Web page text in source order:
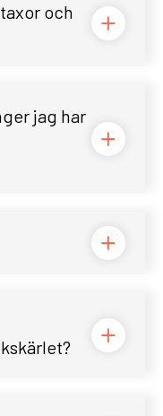
och
jag har